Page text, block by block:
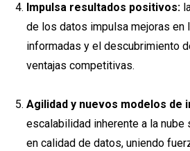
Impulsa resultados positivos:
de los datos impulsa mejoras en
informadas y el descubrimiento
ventajas competitivas.
Agilidad y nuevos modelos de
escalabilidad inherente a la nube
en calidad de datos, uniendo